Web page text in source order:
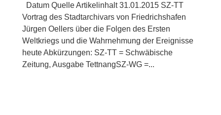
Datum Quelle Artikelinhalt 31.01.2015 SZ-TT
Vortrag des Stadtarchivars von Friedrichshafen
Jürgen Oellers über die Folgen des Ersten
Weltkriegs und die Wahrnehmung der Ereignisse
heute Abkürzungen: SZ-TT = Schwäbische
Zeitung, Ausgabe TettnangSZ-WG =...